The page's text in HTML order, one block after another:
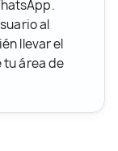
al
llevar el
área de